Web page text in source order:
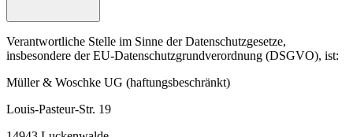
Verantwortliche Stelle im Sinne der Datenschutzgesetze,
insbesondere der EU-Datenschutzgrundverordnung (DSGVO), ist:
Müller & Woschke UG (haftungsbeschränkt)
Louis-Pasteur-Str. 19